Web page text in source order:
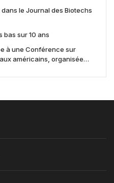
le Journal des Biotechs
bas sur 10 ans
à une Conférence sur
américains, organisée